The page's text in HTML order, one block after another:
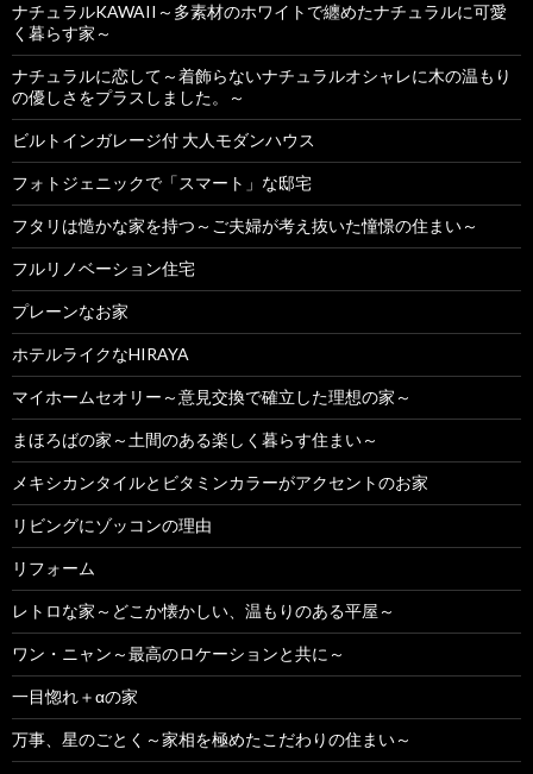
ナチュラルKAWAII～多素材のホワイトで纏めたナチュラルに可愛
く暮らす家～
ナチュラルに恋して～着飾らないナチュラルオシャレに木の温もり
の優しさをプラスしました。～
ビルトインガレージ付 大人モダンハウス
フォトジェニックで「スマート」な邸宅
フタリは慥かな家を持つ～ご夫婦が考え抜いた憧憬の住まい～
フルリノベーション住宅
プレーンなお家
ホテルライクなHIRAYA
マイホームセオリー～意見交換で確立した理想の家～
まほろばの家～土間のある楽しく暮らす住まい～
メキシカンタイルとビタミンカラーがアクセントのお家
リビングにゾッコンの理由
リフォーム
レトロな家～どこか懐かしい、温もりのある平屋～
ワン・ニャン～最高のロケーションと共に～
一目惚れ＋αの家
万事、星のごとく～家相を極めたこだわりの住まい～